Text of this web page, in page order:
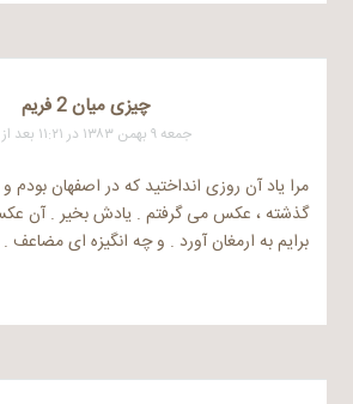
چیزی میان 2 فریم
جمعه ۹ بهمن ۱۳۸۳ در ۱۱:۲۱ بعد از ظهر
مرا یاد آن روزی انداختید که در اصفهان
گذشته ، عکس می گرفتم . یادش بخیر . آن
برایم به ارمغان آورد . و چه انگیزه ای مضاعف .